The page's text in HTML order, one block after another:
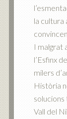
la cultura
I malgrat
l’Esfinx
milers
Història
solucions
Vall del